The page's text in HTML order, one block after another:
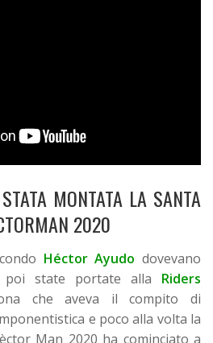
MONTATA LA SANTA
2020
Héctor Ayudo dovevano
poi state portate alla Riders
che aveva il compito di
e poco alla volta la
Man 2020 ha cominciato a